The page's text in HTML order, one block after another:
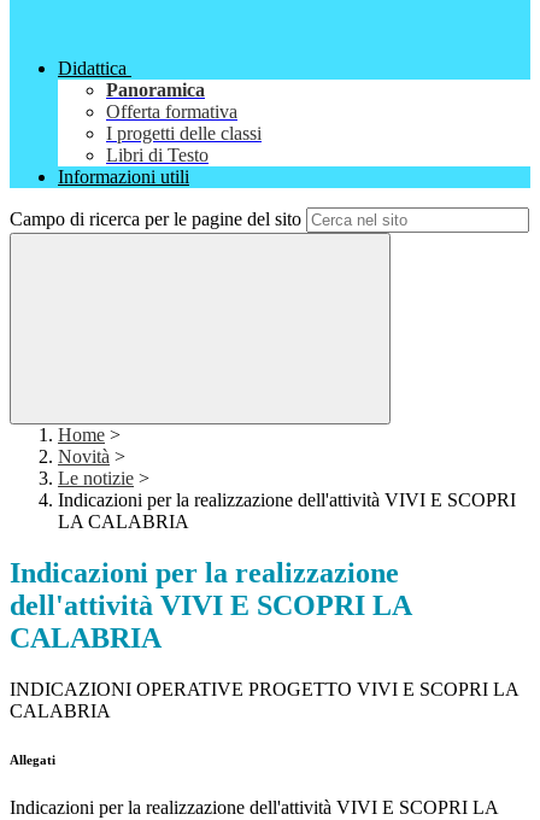
Didattica
Panoramica
Offerta formativa
I progetti delle classi
Libri di Testo
Informazioni utili
Campo di ricerca per le pagine del sito
Home >
Novità >
Le notizie >
Indicazioni per la realizzazione dell'attività VIVI E SCOPRI
LA CALABRIA
Indicazioni per la realizzazione
dell'attività VIVI E SCOPRI LA
CALABRIA
INDICAZIONI OPERATIVE PROGETTO VIVI E SCOPRI LA
CALABRIA
Allegati
Indicazioni per la realizzazione dell'attività VIVI E SCOPRI LA